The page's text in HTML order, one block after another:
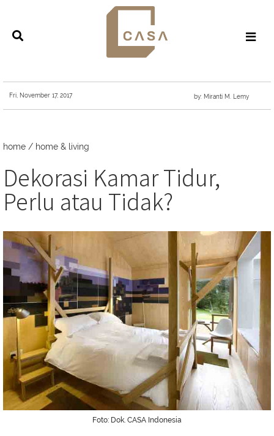
Fri, November 17, 2017 by: Miranti M. Lemy
home / home & living
Dekorasi Kamar Tidur,
Perlu atau Tidak?
Foto: Dok. CASA Indonesia